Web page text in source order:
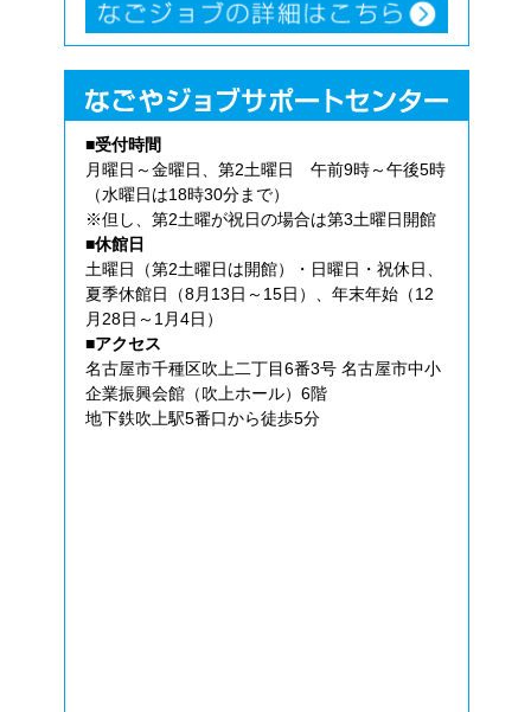
■受付時間
月曜日～金曜日、第2土曜日 午前9時～午後5時
（水曜日は18時30分まで）
※但し、第2土曜が祝日の場合は第3土曜日開館
■休館日
土曜日（第2土曜日は開館）・日曜日・祝休日、
夏季休館日（8月13日～15日）、年末年始（12
月28日～1月4日）
■アクセス
名古屋市千種区吹上二丁目6番3号 名古屋市中小
企業振興会館（吹上ホール）6階
地下鉄吹上駅5番口から徒歩5分